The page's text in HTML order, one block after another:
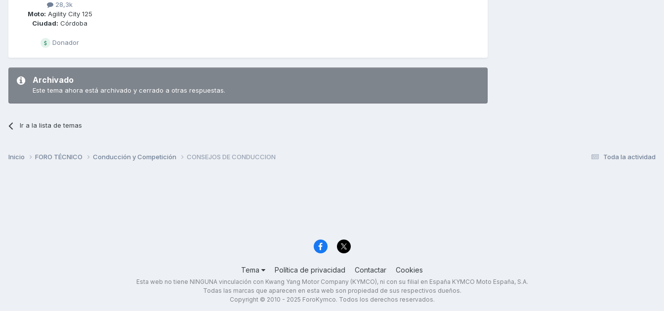
28,3k
Moto: Agility City 125
Ciudad: Córdoba
Donador
Archivado
Este tema ahora está archivado y cerrado a otras respuestas.
Ir a la lista de temas
Toda la actividad
Inicio FORO TÉCNICO Conducción y Competición CONSEJOS DE CONDUCCION
Tema Política de privacidad Contactar Cookies
Esta web no tiene NINGUNA vinculación con Kwang Yang Motor Company (KYMCO), ni con su filial en España KYMCO Moto España, S.A.
Todas las marcas que aparecen en esta web son propiedad de sus respectivos dueños.
Copyright © 2010 - 2025 ForoKymco. Todos los derechos reservados.